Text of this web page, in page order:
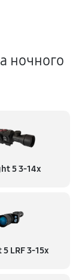
ночного
5 3-14x
LRF 3-15x